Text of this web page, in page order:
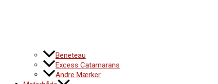
Beneteau
Excess Catamarans
Andre Mærker